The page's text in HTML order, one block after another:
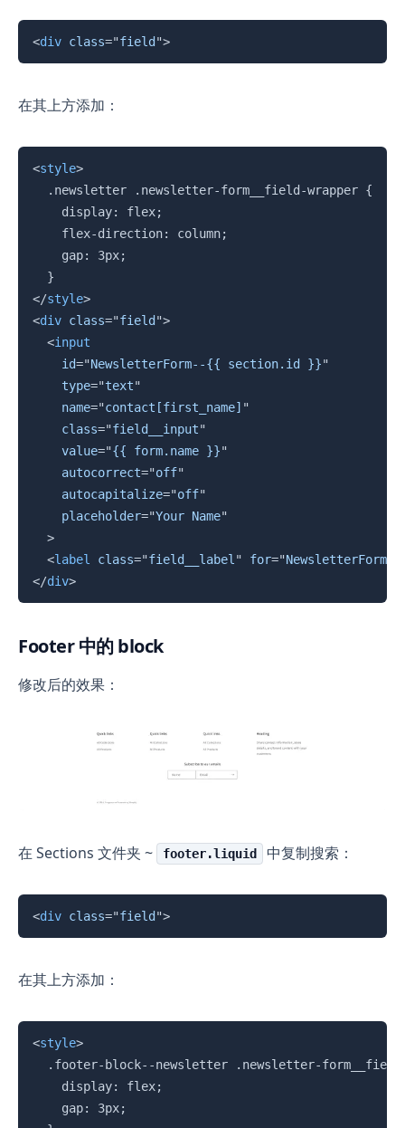
<div class="field ">
在其上方添加：
<style>
  .newsletter .newsletter-form__field-wrapper {
    display: flex;
    flex-direction: column;
    gap: 3px;
</style>
<div class="field ">
<input
id="NewsletterForm--{{ section.id }}"
type="text"
name="contact[first_name] "
class="field__input"
value="{{ form.name }}"
autocorrect="off"
autocapitalize="off"
placeholder="Your Name"
>
<label class="field__label " for="
</div>
Footer 中的 block
修改后的效果：
在 Sections 文件夹 ~ footer.liquid 中复制搜索：
<div class="field ">
在其上方添加：
<style>
.footer-block--newsletter .newsletter-
    display: flex;
    gap: 3px;